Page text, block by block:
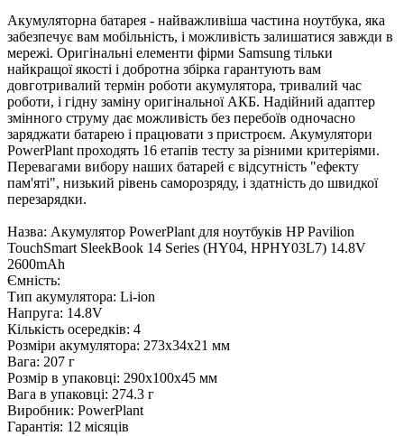
Акумуляторна батарея - найважливіша частина ноутбука, яка
забезпечує вам мобільність, і можливість залишатися завжди в
мережі. Оригінальні елементи фірми Samsung тільки
найкращої якості і добротна збірка гарантують вам
довготривалий термін роботи акумулятора, тривалий час
роботи, і гідну заміну оригінальної АКБ. Надійний адаптер
змінного струму дає можливість без перебоїв одночасно
заряджати батарею і працювати з пристроєм. Акумулятори
PowerPlant проходять 16 етапів тесту за різними критеріями.
Перевагами вибору наших батарей є відсутність "ефекту
пам'яті", низький рівень саморозряду, і здатність до швидкої
перезарядки.
Назва: Акумулятор PowerPlant для ноутбуків HP Pavilion
TouchSmart SleekBook 14 Series (HY04, HPHY03L7) 14.8V
2600mAh
Ємність:
Тип акумулятора: Li-ion
Напруга: 14.8V
Кількість осередків: 4
Розміри акумулятора: 273x34x21 мм
Вага: 207 г
Розмір в упаковці: 290х100х45 мм
Вага в упаковці: 274.3 г
Виробник: PowerPlant
Гарантія: 12 місяців